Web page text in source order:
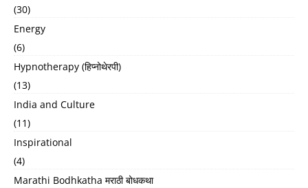
(30)
Energy
(6)
Hypnotherapy (हिप्नोथेरपी)
(13)
India and Culture
(11)
Inspirational
(4)
Marathi Bodhkatha मराठी बोधकथा